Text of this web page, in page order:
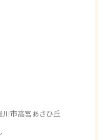
川市高宮あさひ丘